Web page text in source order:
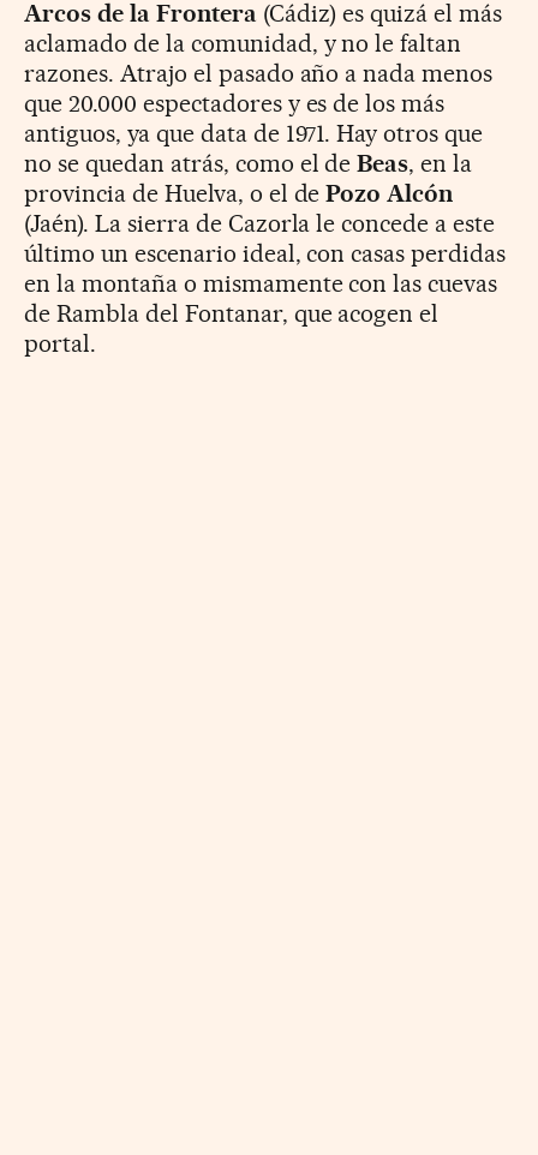
Arcos de la Frontera (Cádiz) es quizá el más
aclamado de la comunidad, y no le faltan
razones. Atrajo el pasado año a nada menos
que 20.000 espectadores y es de los más
antiguos, ya que data de 1971. Hay otros que
no se quedan atrás, como el deBeas, en la
provincia de Huelva, o el dePozo Alcón
(Jaén). La sierra de Cazorla le concede a este
último un escenario ideal, con casas perdidas
en la montaña o mismamente con las cuevas
de Rambla del Fontanar, que acogen el
portal.